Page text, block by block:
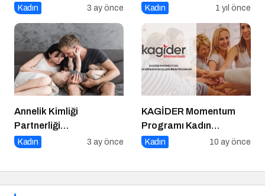
Kadın 3 ay önce
Merhaba Deyin
Kadın 1 yıl önce
Annelik Kimliği
Partnerliği
Gölgelemesin
Kadın 3 ay önce
KAGİDER Momentum
Programı Kadın
Girişimcilerin Gücüne
Kadın 10 ay önce